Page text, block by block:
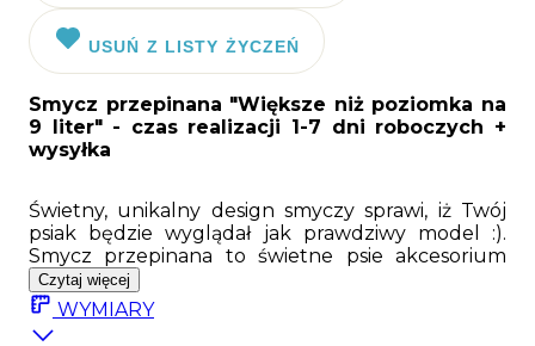
USUŃ Z LISTY ŻYCZEŃ
Smycz przepinana "Większe niż poziomka na
9 liter" - czas realizacji 1-7 dni roboczych +
wysyłka
Świetny, unikalny design smyczy sprawi, iż Twój
psiak będzie wyglądał jak prawdziwy model :).
Smycz przepinana to świetne psie akcesorium
przydatne dla każdego psiaka. Smycz posiada
dwa wytrzymałe karabinki pozwalające na
regulację długości, a także na przypięcie do nerki
Czytaj więcej
WYMIARY